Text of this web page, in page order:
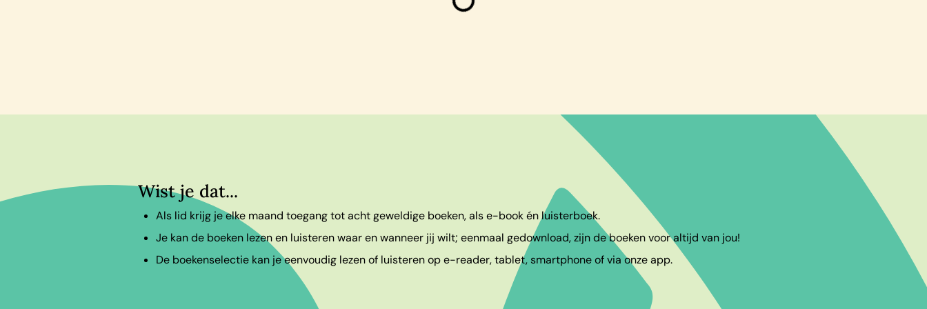
Wist je dat...
Als lid krijg je elke maand toegang tot acht geweldige boeken, als e-book én luisterboek.
Je kan de boeken lezen en luisteren waar en wanneer jij wilt; eenmaal gedownload, zijn de boeken voor altijd van jou!
De boekenselectie kan je eenvoudig lezen of luisteren op e-reader, tablet, smartphone of via onze app.